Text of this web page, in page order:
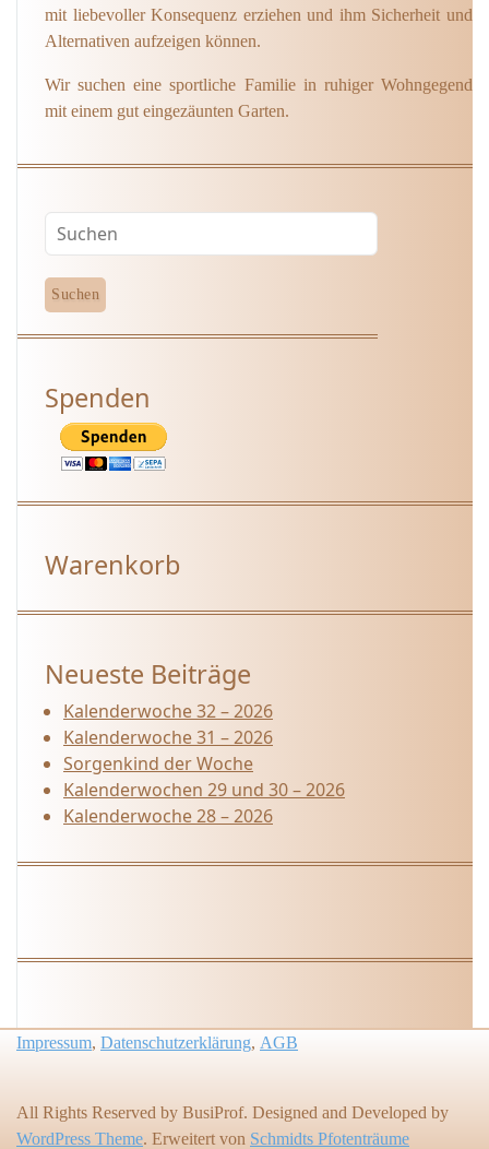
mit liebevoller Konsequenz erziehen und ihm Sicherheit und
Alternativen aufzeigen können.
Wir suchen eine sportliche Familie in ruhiger Wohngegend
mit einem gut eingezäunten Garten.
Spenden
Warenkorb
Neueste Beiträge
Kalenderwoche 32 – 2026
Kalenderwoche 31 – 2026
Sorgenkind der Woche
Kalenderwochen 29 und 30 – 2026
Kalenderwoche 28 – 2026
Impressum, Datenschutzerklärung, AGB
All Rights Reserved by BusiProf. Designed and Developed by
WordPress Theme. Erweitert von Schmidts Pfotenträume